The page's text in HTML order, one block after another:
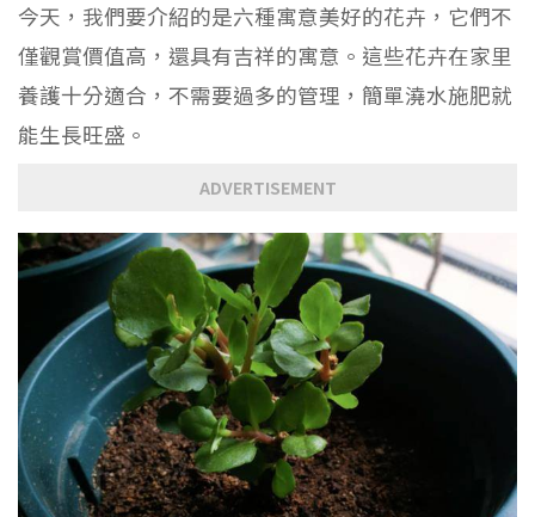
今天，我們要介紹的是六種寓意美好的花卉，它們不
僅觀賞價值高，還具有吉祥的寓意。這些花卉在家里
養護十分適合，不需要過多的管理，簡單澆水施肥就
能生長旺盛。
ADVERTISEMENT